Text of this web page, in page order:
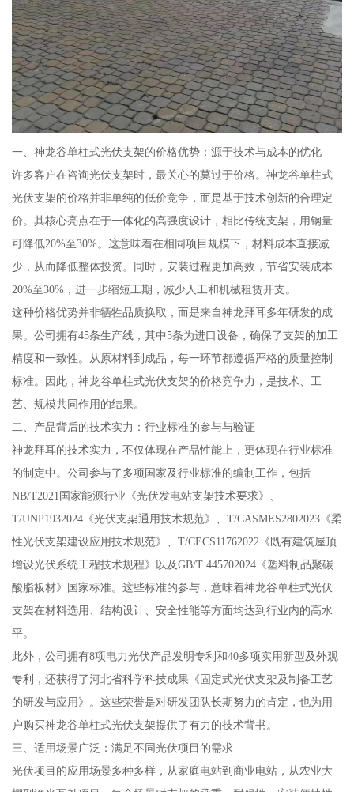
一、神龙谷单柱式光伏支架的价格优势：源于技术与成本的优化
许多客户在咨询光伏支架时，最关心的莫过于价格。神龙谷单柱式
光伏支架的价格并非单纯的低价竞争，而是基于技术创新的合理定
价。其核心亮点在于一体化的高强度设计，相比传统支架，用钢量
可降低20%至30%。这意味着在相同项目规模下，材料成本直接减
少，从而降低整体投资。同时，安装过程更加高效，节省安装成本
20%至30%，进一步缩短工期，减少人工和机械租赁开支。
这种价格优势并非牺牲品质换取，而是来自神龙拜耳多年研发的成
果。公司拥有45条生产线，其中5条为进口设备，确保了支架的加工
精度和一致性。从原材料到成品，每一环节都遵循严格的质量控制
标准。因此，神龙谷单柱式光伏支架的价格竞争力，是技术、工
艺、规模共同作用的结果。
二、产品背后的技术实力：行业标准的参与与验证
神龙拜耳的技术实力，不仅体现在产品性能上，更体现在行业标准
的制定中。公司参与了多项国家及行业标准的编制工作，包括
NB/T2021国家能源行业《光伏发电站支架技术要求》、
T/UNP1932024《光伏支架通用技术规范》、T/CASMES2802023《柔
性光伏支架建设应用技术规范》、T/CECS11762022《既有建筑屋顶
增设光伏系统工程技术规程》以及GB/T 445702024《塑料制品聚碳
酸脂板材》国家标准。这些标准的参与，意味着神龙谷单柱式光伏
支架在材料选用、结构设计、安全性能等方面均达到行业内的高水
平。
此外，公司拥有8项电力光伏产品发明专利和40多项实用新型及外观
专利，还获得了河北省科学科技成果《固定式光伏支架及制备工艺
的研发与应用》。这些荣誉是对研发团队长期努力的肯定，也为用
户购买神龙谷单柱式光伏支架提供了有力的技术背书。
三、适用场景广泛：满足不同光伏项目的需求
光伏项目的应用场景多种多样，从家庭电站到商业电站，从农业大